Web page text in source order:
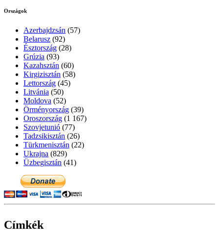
Országok
Azerbajdzsán (57)
Belarusz (92)
Észtország (28)
Grúzia (93)
Kazahsztán (60)
Kirgizisztán (58)
Lettország (45)
Litvánia (50)
Moldova (52)
Örményország (39)
Oroszország (1 167)
Szovjetunió (77)
Tadzsikisztán (26)
Türkmenisztán (22)
Ukrajna (829)
Üzbegisztán (41)
Címkék